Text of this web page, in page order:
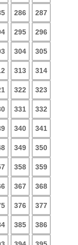
286 287
295 296
304 305
313 314
322 323
331 332
340 341
349 350
358 359
367 368
376 377
385 386